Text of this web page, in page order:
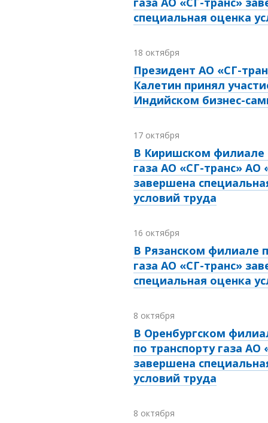
специальная оценка
18 октября
Президент АО «СГ-
Калетин принял
Индийском бизнес-
17 октября
В Киришском филиале
газа АО «СГ-транс» АО
завершена
условий труда
16 октября
В Рязанском филиале
газа АО «СГ-транс»
специальная оценка
8 октября
В Оренбургском
по транспорту газа АО
завершена
условий труда
8 октября